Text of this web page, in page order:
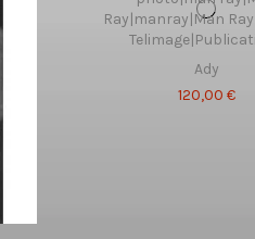
Ady
120,00 €